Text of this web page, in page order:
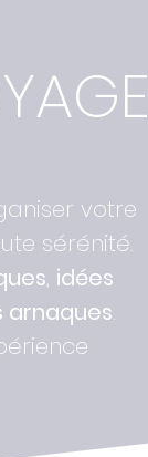
votre
sérénité.
, idées
arnaques.